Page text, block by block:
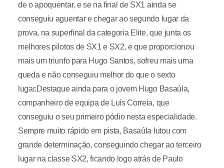
de o apoquentar, e se na final de SX1 ainda se
conseguiu aguentar e chegar ao segundo lugar da
prova, na superfinal da categoria Elite, que junta os
melhores pilotos de SX1 e SX2, e que proporcionou
mais um triunfo para Hugo Santos, sofreu mais uma
queda e não conseguiu melhor do que o sexto
lugar.Destaque ainda para o jovem Hugo Basaúla,
companheiro de equipa de Luís Correia, que
conseguiu o seu primeiro pódio nesta especialidade.
Sempre muito rápido em pista, Basaúla lutou com
grande determinação, conseguindo chegar ao terceiro
lugar na classe SX2, ficando logo atrás de Paulo